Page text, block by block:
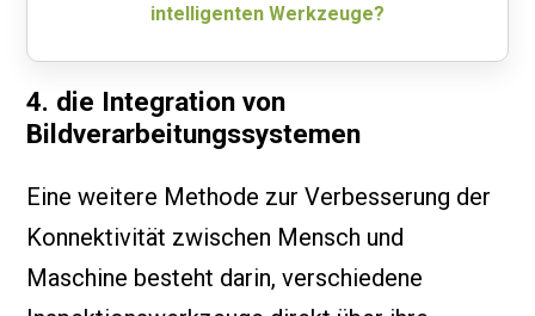
intelligenten Werkzeuge?
4. die Integration von
Bildverarbeitungssystemen
Eine weitere Methode zur Verbesserung der
Konnektivität zwischen Mensch und
Maschine besteht darin, verschiedene